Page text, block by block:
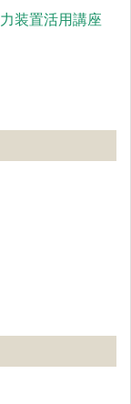
装置活用講座